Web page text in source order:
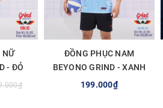
NỮ
- ĐỎ
ĐỒNG PHỤC NAM
BEYONO GRIND - XANH
LAM
199.000₫